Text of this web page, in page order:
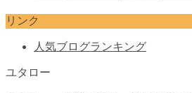
リンク
人気ブログランキング
ユタロー